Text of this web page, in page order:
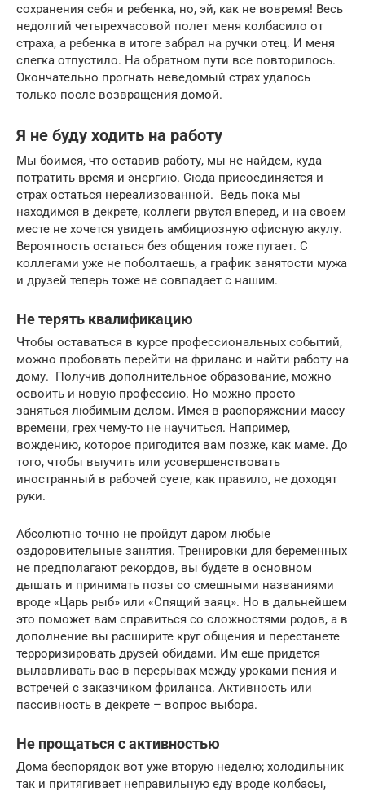
сохранения себя и ребенка, но, эй, как не вовремя! Весь
недолгий четырехчасовой полет меня колбасило от
страха, а ребенка в итоге забрал на ручки отец. И меня
слегка отпустило. На обратном пути все повторилось.
Окончательно прогнать неведомый страх удалось
только после возвращения домой.
Я не буду ходить на работу
Мы боимся, что оставив работу, мы не найдем, куда
потратить время и энергию. Сюда присоединяется и
страх остаться нереализованной. Ведь пока мы
находимся в декрете, коллеги рвутся вперед, и на своем
месте не хочется увидеть амбициозную офисную акулу.
Вероятность остаться без общения тоже пугает. С
коллегами уже не поболтаешь, а график занятости мужа
и друзей теперь тоже не совпадает с нашим.
Не терять квалификацию
Чтобы оставаться в курсе профессиональных событий,
можно пробовать перейти на фриланс и найти работу на
дому. Получив дополнительное образование, можно
освоить и новую профессию. Но можно просто
заняться любимым делом. Имея в распоряжении массу
времени, грех чему-то не научиться. Например,
вождению, которое пригодится вам позже, как маме. До
того, чтобы выучить или усовершенствовать
иностранный в рабочей суете, как правило, не доходят
руки.
Абсолютно точно не пройдут даром любые
оздоровительные занятия. Тренировки для беременных
не предполагают рекордов, вы будете в основном
дышать и принимать позы со смешными названиями
вроде «Царь рыб» или «Спящий заяц». Но в дальнейшем
это поможет вам справиться со сложностями родов, а в
дополнение вы расширите круг общения и перестанете
терроризировать друзей обидами. Им еще придется
вылавливать вас в перерывах между уроками пения и
встречей с заказчиком фриланса. Активность или
пассивность в декрете – вопрос выбора.
Не прощаться с активностью
Дома беспорядок вот уже вторую неделю; холодильник
так и притягивает неправильную еду вроде колбасы,